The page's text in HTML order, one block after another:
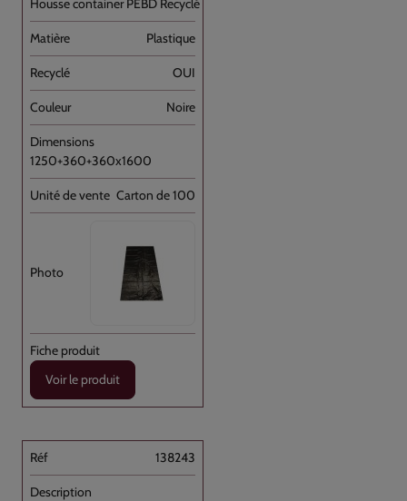
Housse container PEBD Recyclé Noir 750L //100
Plastique
OUI
Noire
1250+360+360x1600
Carton de 100
Voir le produit
138243